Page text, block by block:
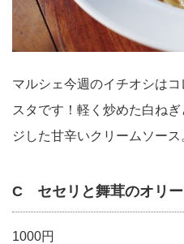
マルシェ今週のイチオシは
スタです！軽く炒めた白ね
ジした甘辛いクリームソー
C セセリと舞茸のオリー
1000円